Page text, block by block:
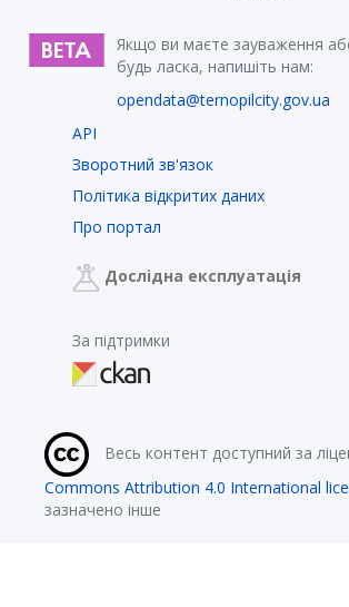
Якщо ви маєте зауваження
будь ласка, напишіть нам:
opendata@ternopilcity.gov.ua
API
Зворотний зв'язок
Політика відкритих даних
Про портал
Дослідна експлуатація
За підтримки
Весь контент доступний за
Commons Attribution 4.0 International
зазначено інше